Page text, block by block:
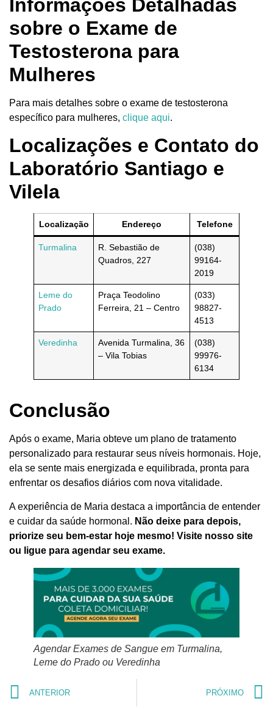
Informações Detalhadas
sobre o Exame de
Testosterona para
Mulheres
Para mais detalhes sobre o exame de testosterona
específico para mulheres, clique aqui.
Localizações e Contato do
Laboratório Santiago e
Vilela
Localização Endereço Telefone
Turmalina
R. Sebastião de
Quadros, 227
(038)
99164-
2019
Leme do
Prado
Praça Teodolino
Ferreira, 21 – Centro
(033)
98827-
4513
Veredinha
Avenida Turmalina, 36
– Vila Tobias
(038)
99976-
6134
Conclusão
Após o exame, Maria obteve um plano de tratamento
personalizado para restaurar seus níveis hormonais. Hoje,
ela se sente mais energizada e equilibrada, pronta para
enfrentar os desafios diários com nova vitalidade.
A experiência de Maria destaca a importância de entender
e cuidar da saúde hormonal. Não deixe para depois,
priorize seu bem-estar hoje mesmo! Visite nosso site
ou ligue para agendar seu exame.
Agendar Exames de Sangue em Turmalina,
Leme do Prado ou Veredinha
ANTERIOR PRÓXIMO